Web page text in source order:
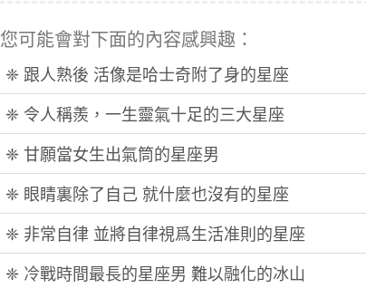
您可能會對下面的內容感興趣：
❈ 跟人熟後 活像是哈士奇附了身的星座
❈ 令人稱羨，一生靈氣十足的三大星座
❈ 甘願當女生出氣筒的星座男
❈ 眼睛裏除了自己 就什麼也沒有的星座
❈ 非常自律 並將自律視爲生活准則的星座
❈ 冷戰時間最長的星座男 難以融化的冰山